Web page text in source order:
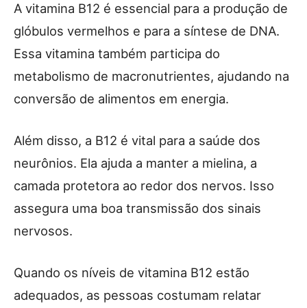
A vitamina B12 é essencial para a produção de
glóbulos vermelhos e para a síntese de DNA.
Essa vitamina também participa do
metabolismo de macronutrientes, ajudando na
conversão de alimentos em energia.
Além disso, a B12 é vital para a saúde dos
neurônios. Ela ajuda a manter a mielina, a
camada protetora ao redor dos nervos. Isso
assegura uma boa transmissão dos sinais
nervosos.
Quando os níveis de vitamina B12 estão
adequados, as pessoas costumam relatar